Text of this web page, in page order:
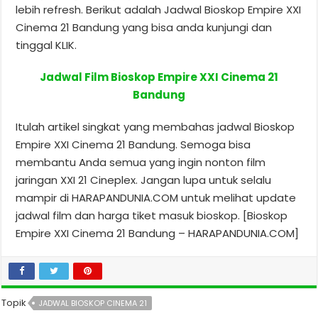
lebih refresh. Berikut adalah Jadwal Bioskop Empire XXI
Cinema 21 Bandung yang bisa anda kunjungi dan
tinggal KLIK.
Jadwal Film Bioskop Empire XXI Cinema 21
Bandung
Itulah artikel singkat yang membahas jadwal Bioskop
Empire XXI Cinema 21 Bandung. Semoga bisa
membantu Anda semua yang ingin nonton film
jaringan XXI 21 Cineplex. Jangan lupa untuk selalu
mampir di HARAPANDUNIA.COM untuk melihat update
jadwal film dan harga tiket masuk bioskop. [Bioskop
Empire XXI Cinema 21 Bandung – HARAPANDUNIA.COM]
Topik JADWAL BIOSKOP CINEMA 21